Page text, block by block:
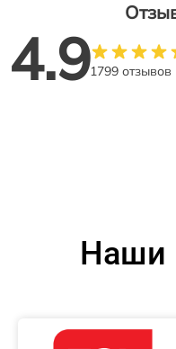
4.91799 отзывов
Наши